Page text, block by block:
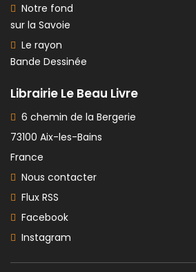
Notre fond
sur la Savoie
Le rayon
Bande Dessinée
Librairie Le Beau Livre
6 chemin de la Bergerie
73100 Aix-les-Bains
France
Nous contacter
Flux RSS
Facebook
Instagram